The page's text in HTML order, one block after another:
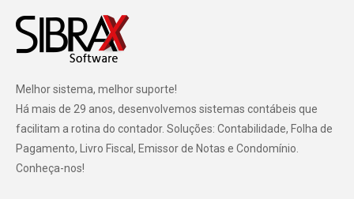
Melhor sistema, melhor suporte!
Há mais de 29 anos, desenvolvemos sistemas contábeis que
facilitam a rotina do contador. Soluções: Contabilidade, Folha de
Pagamento, Livro Fiscal, Emissor de Notas e Condomínio.
Conheça-nos!